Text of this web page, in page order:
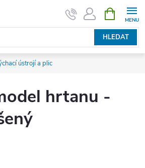
HLEDAT
NÁKUPNÍ
KOŠÍK
ústrojí a plic
hrtanu -